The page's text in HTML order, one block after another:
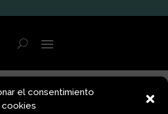
el consentimiento
cookies